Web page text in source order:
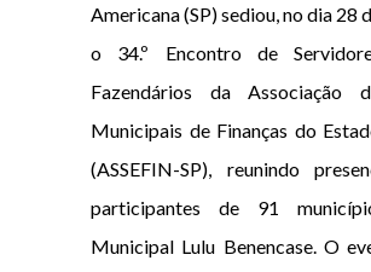
Americana (SP) sediou, no dia 28
o 34.º Encontro de
Fazendários da Associação
Municipais de Finanças do
(ASSEFIN-SP), reunindo
participantes de 91
Municipal Lulu Benencase. O